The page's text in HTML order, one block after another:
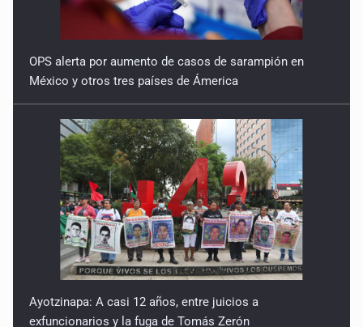
OPS alerta por aumento de casos de sarampión en
México y otros tres países de Ámerica
Ayotzinapa: A casi 12 años, entre juicios a
exfuncionarios y la fuga de Tomás Zerón